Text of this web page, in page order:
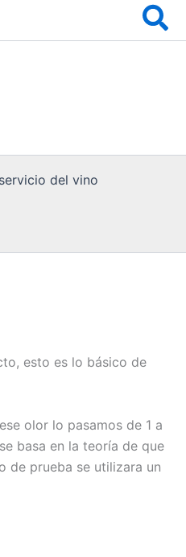
del vino
esto es lo básico de
olor lo pasamos de 1 a
basa en la teoría de que
de prueba se utilizara un